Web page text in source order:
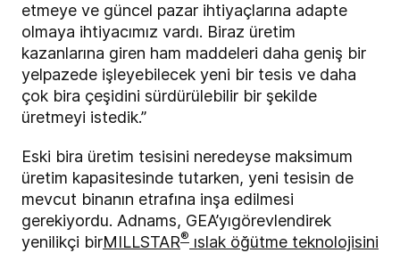
etmeye ve güncel pazar ihtiyaçlarına adapte
olmaya ihtiyacımız vardı. Biraz üretim
kazanlarına giren ham maddeleri daha geniş bir
yelpazede işleyebilecek yeni bir tesis ve daha
çok bira çeşidini sürdürülebilir bir şekilde
üretmeyi istedik.”
Eski bira üretim tesisini neredeyse maksimum
üretim kapasitesinde tutarken, yeni tesisin de
mevcut binanın etrafına inşa edilmesi
gerekiyordu. Adnams, GEA’yıgörevlendirek
yenilikçi birMILLSTAR® ıslak öğütme teknolojisini